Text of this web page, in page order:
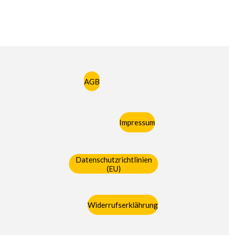
AGB
Impressum
Datenschutzrichtlinien
(EU)
Widerrufserklährung